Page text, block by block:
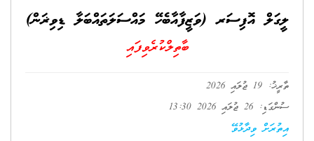
ލީގަލް އޮފިސަރ (ވަޒީފާއާބެހޭ މައްސަލަތައްބަލާ ޑިވިޜަން)
ބާތިލްކުރެވިފައި
ތާރީޚު: 19 ޖުލައި 2026
ސުންގަޑި: 26 ޖުލައި 2026 13:30
އިތުރަށް ވިދާޅުވޭ